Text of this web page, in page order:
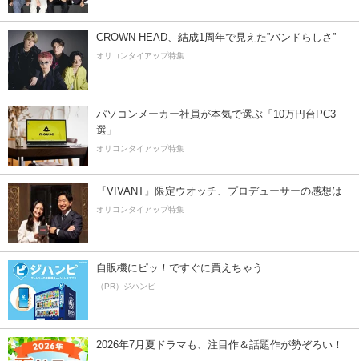
CROWN HEAD、結成1周年で見えた”バンドらしさ”
オリコンタイアップ特集
パソコンメーカー社員が本気で選ぶ「10万円台PC3
選」
オリコンタイアップ特集
『VIVANT』限定ウオッチ、プロデューサーの感想は
オリコンタイアップ特集
自販機にピッ！ですぐに買えちゃう
（PR）ジハンピ
2026年7月夏ドラマも、注目作＆話題作が勢ぞろい！